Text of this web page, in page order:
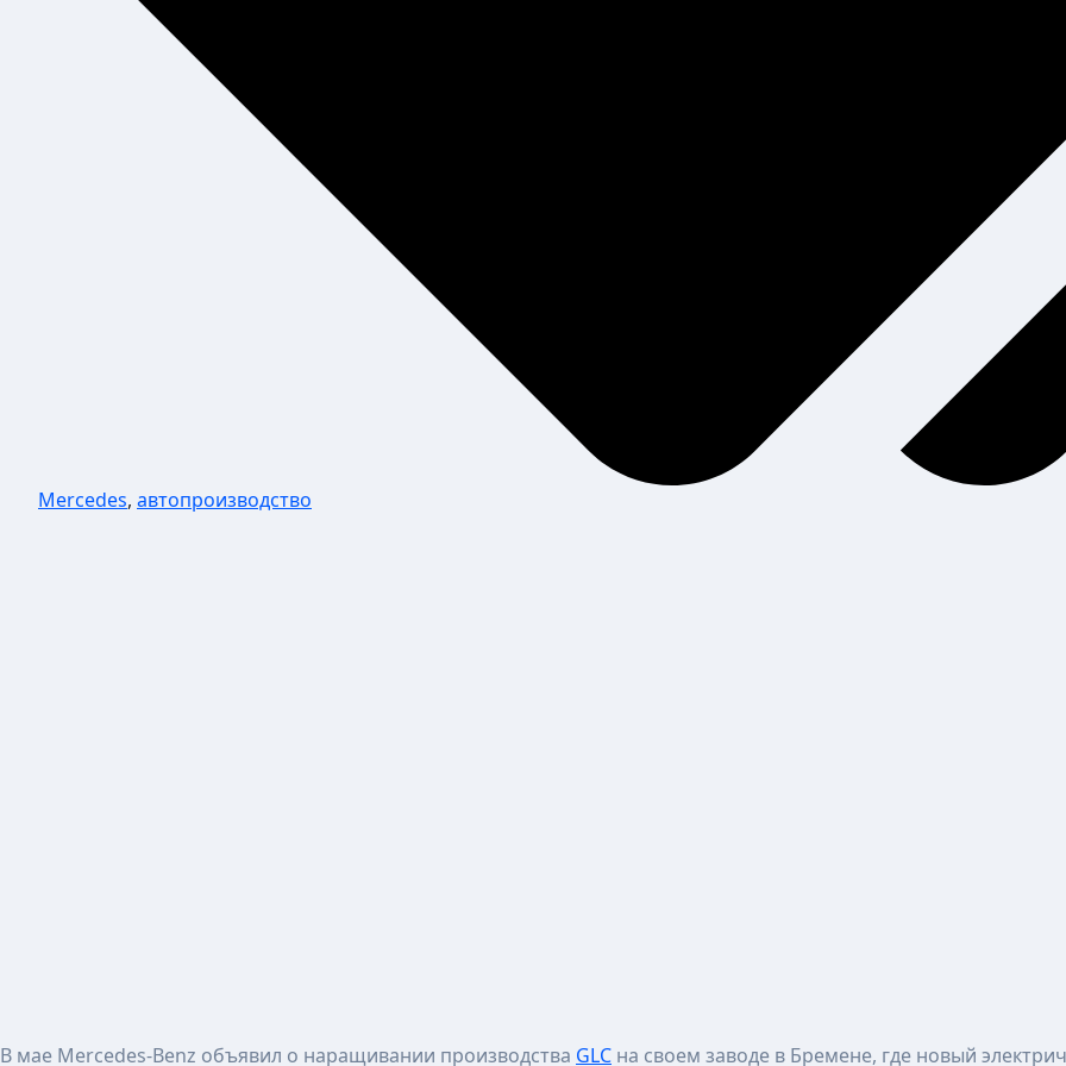
Mercedes, автопроизводство
В мае Mercedes-Benz объявил о наращивании производства GLC на своем заводе в Бремене, где новый